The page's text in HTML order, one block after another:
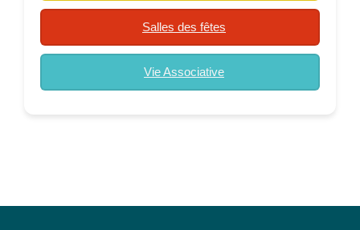
Salles des fêtes
Vie Associative